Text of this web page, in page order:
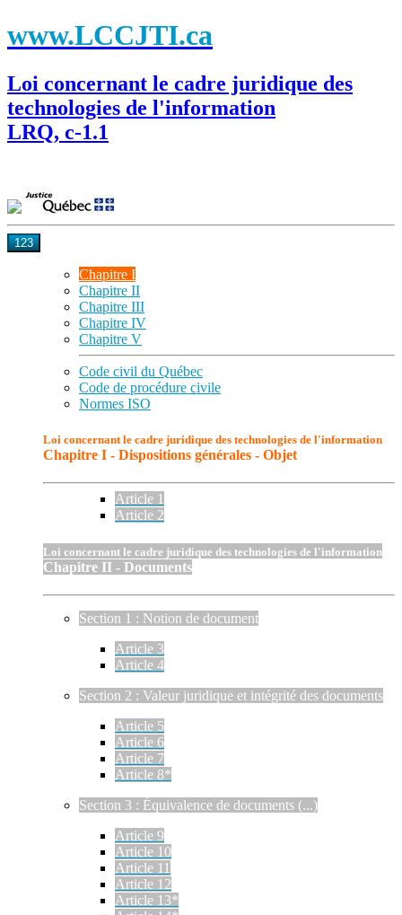
www.LCCJTI.ca
Loi concernant le cadre juridique des
technologies de l'information
LRQ, c-1.1
123
Chapitre I
Chapitre II
Chapitre III
Chapitre IV
Chapitre V
Code civil du Québec
Code de procédure civile
Normes ISO
Loi concernant le cadre juridique des technologies de l'information
Chapitre I - Dispositions générales - Objet
Article 1
Article 2
Loi concernant le cadre juridique des technologies de l'information
Chapitre II - Documents
Section 1 : Notion de document
Article 3
Article 4
Section 2 : Valeur juridique et intégrité des documents
Article 5
Article 6
Article 7
Article 8*
Section 3 : Équivalence de documents (...)
Article 9
Article 10
Article 11
Article 12
Article 13*